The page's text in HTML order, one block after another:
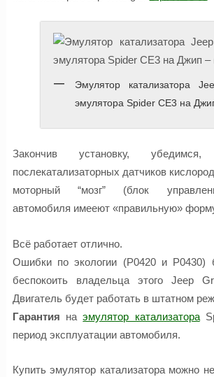
Эмулятор катализатора
эмулятора Spider CE3 на
Закончив установку,
послекатализаторных датчиков
моторный “мозг” (блок
автомобиля имееют «правильную»
Всё работает отлично.
Ошибки по экологии (P0420 и P0430)
беспокоить владельца этого Jeep
Двигатель будет работать в штатном
Гарантия наэмулятор катализатора
период эксплуатации автомобиля.
Купить эмулятор катализатора можно